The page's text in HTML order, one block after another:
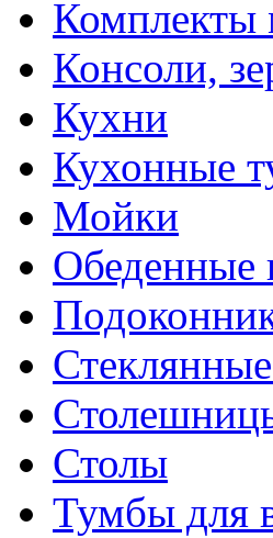
Комплекты
Консоли,
Кухни
Кухонные
Мойки
Обеденные
Столы
Тумбы для